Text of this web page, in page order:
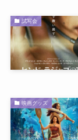
試写会
映画グッズ